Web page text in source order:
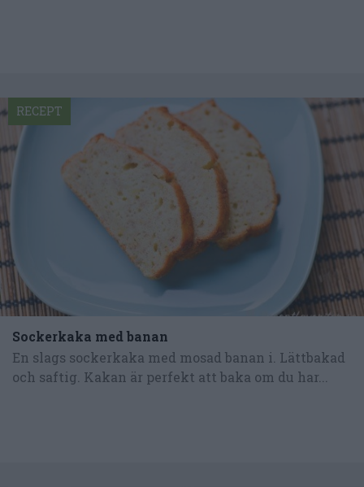
Sockerkaka med banan
En slags sockerkaka med mosad banan i. Lättbakad
och saftig. Kakan är perfekt att baka om du har...
RECEPT